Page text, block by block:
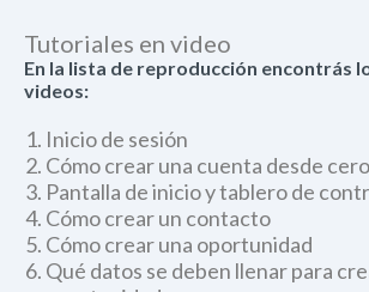
Tutoriales en video
En la lista de reproducción encontrás
videos:
Inicio de sesión
Cómo crear una cuenta desde cero
Pantalla de inicio y tablero de
Cómo crear un contacto
Cómo crear una oportunidad
Qué datos se deben llenar para